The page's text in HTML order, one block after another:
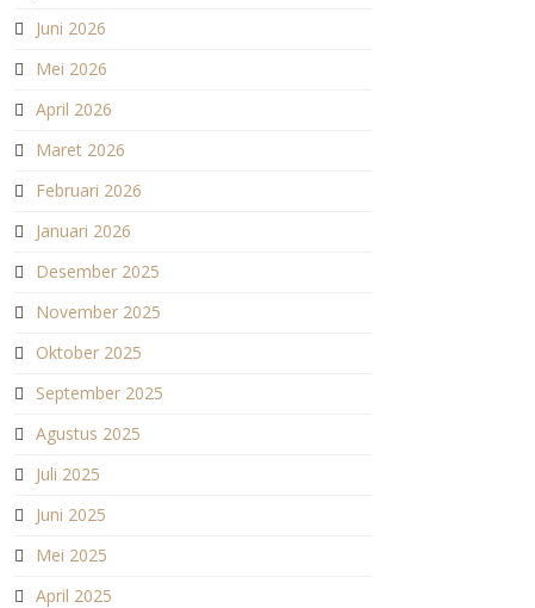
Juni 2026
Mei 2026
April 2026
Maret 2026
Februari 2026
Januari 2026
Desember 2025
November 2025
Oktober 2025
September 2025
Agustus 2025
Juli 2025
Juni 2025
Mei 2025
April 2025